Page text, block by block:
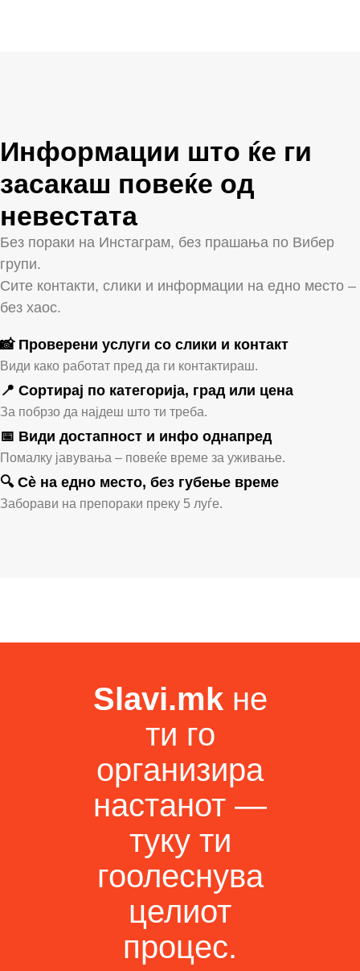
Информации што ќе ги
засакаш повеќе од
невестата
Без пораки на Инстаграм, без прашања по Вибер
групи.
Сите контакти, слики и информации на едно место –
без хаос.
📸 Проверени услуги со слики и контакт
Види како работат пред да ги контактираш.
📍 Сортирај по категорија, град или цена
За побрзо да најдеш што ти треба.
📅 Види достапност и инфо однапред
Помалку јавувања – повеќе време за уживање.
🔍 Сè на едно место, без губење време
Заборави на препораки преку 5 луѓе.
Slavi.mkне
ти го
организира
настанот —
туку ти
гоолеснува
целиот
процес.